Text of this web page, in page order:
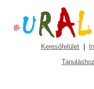
Keresőfelület